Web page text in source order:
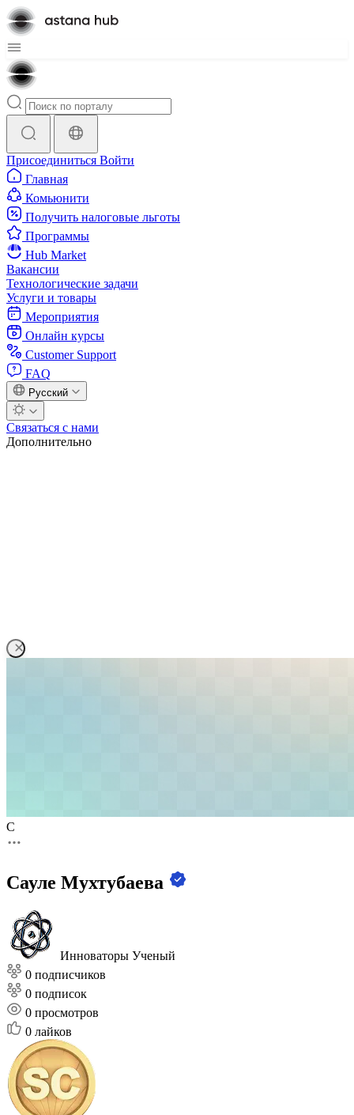
Присоединиться Войти
Главная
Комьюнити
Получить налоговые льготы
Программы
Hub Market
Вакансии
Технологические задачи
Услуги и товары
Мероприятия
Онлайн курсы
Customer Support
FAQ
Русский
Связаться с нами
Дополнительно
С
Сауле Мухтубаева
Инноваторы Ученый
0 подписчиков
0 подписок
0 просмотров
0 лайков